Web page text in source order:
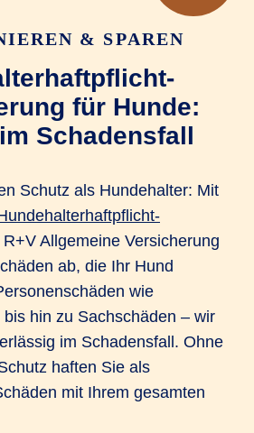
1 Monat
nach OP unter ärztlicher
Aufsicht
der versicherten
& SPAREN
für Hunde:
Schadensfall
Schutz als Hundehalter: Mit
Allgemeine Versicherung
ab, die Ihr Hund
wie
hin zu Sachschäden – wir
im Schadensfall. Ohne
haften Sie als
mit Ihrem gesamten